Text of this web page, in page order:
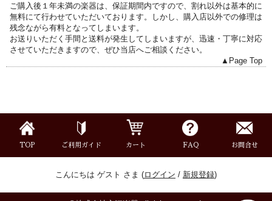
ご購入後１年未満の楽器は、保証期間内ですので、割れ以外は基本的に
無料にて行わせていただいております。しかし、購入店以外での修理は
残念ながら有料となってしまいます。
お送りいただく手間と送料が発生してしまいますが、迅速・丁寧に対応
させていただきますので、ぜひ当店へご相談ください。
▲Page Top
TOP ご利用ガイド カート FAQ お問合せ
こんにちは ゲスト さま (ログイン / 新規登録)